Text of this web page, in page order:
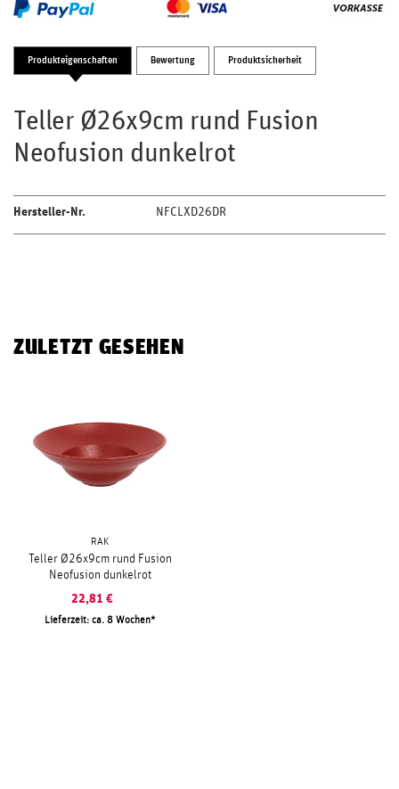
Produkteigenschaften Bewertung Produktsicherheit
Teller Ø26x9cm rund Fusion
Neofusion dunkelrot
Hersteller-Nr. NFCLXD26DR
ZULETZT GESEHEN
RAK
Teller Ø26x9cm rund Fusion
Neofusion dunkelrot
22,81 €
Lieferzeit: ca. 8 Wochen